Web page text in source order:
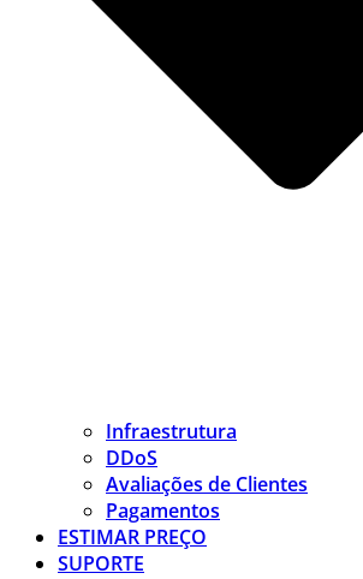
Infraestrutura
DDoS
Avaliações de Clientes
Pagamentos
ESTIMAR PREÇO
SUPORTE